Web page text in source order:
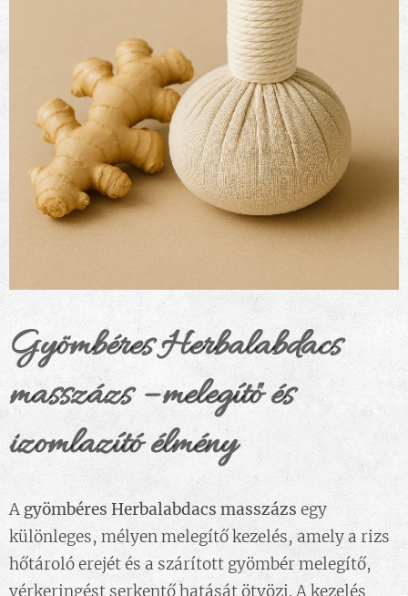
Gyömbéres Herbalabdacs
masszázs – melegítő és
izomlazító élmény
A gyömbéres Herbalabdacs masszázs egy
különleges, mélyen melegítő kezelés, amely a rizs
hőtároló erejét és a szárított gyömbér melegítő,
vérkeringést serkentő hatását ötvözi. A kezelés